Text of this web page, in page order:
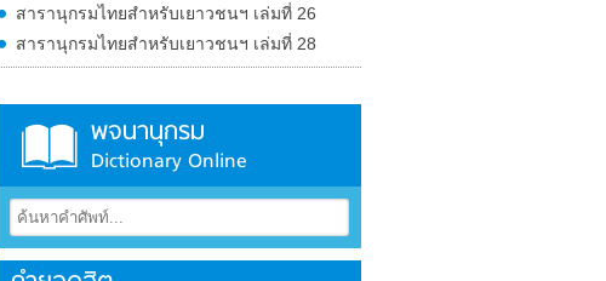
สารานุกรมไทยสำหรับเยาวชนฯ เล่มที่ 26
สารานุกรมไทยสำหรับเยาวชนฯ เล่มที่ 28
พจนานุกรม
Dictionary Online